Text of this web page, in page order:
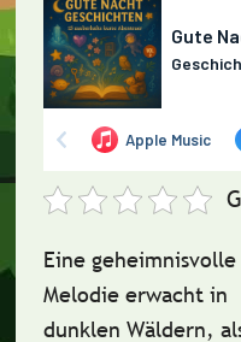
Eine geheimnisvolle
Melodie erwacht in
dunklen Wäldern,